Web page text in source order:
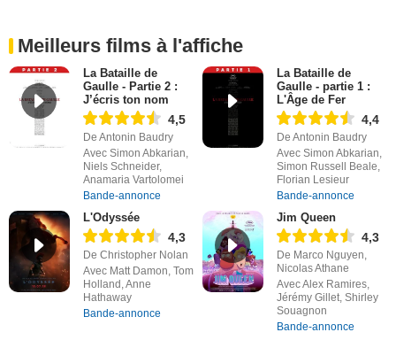
Meilleurs films à l'affiche
La Bataille de
Gaulle - Partie 2 :
J’écris ton nom
4,5
De Antonin Baudry
Avec Simon Abkarian,
Niels Schneider,
Anamaria Vartolomei
Bande-annonce
La Bataille de
Gaulle - partie 1 :
L'Âge de Fer
4,4
De Antonin Baudry
Avec Simon Abkarian,
Simon Russell Beale,
Florian Lesieur
Bande-annonce
L'Odyssée
4,3
De Christopher Nolan
Avec Matt Damon, Tom
Holland, Anne
Hathaway
Bande-annonce
Jim Queen
4,3
De Marco Nguyen,
Nicolas Athane
Avec Alex Ramires,
Jérémy Gillet, Shirley
Souagnon
Bande-annonce